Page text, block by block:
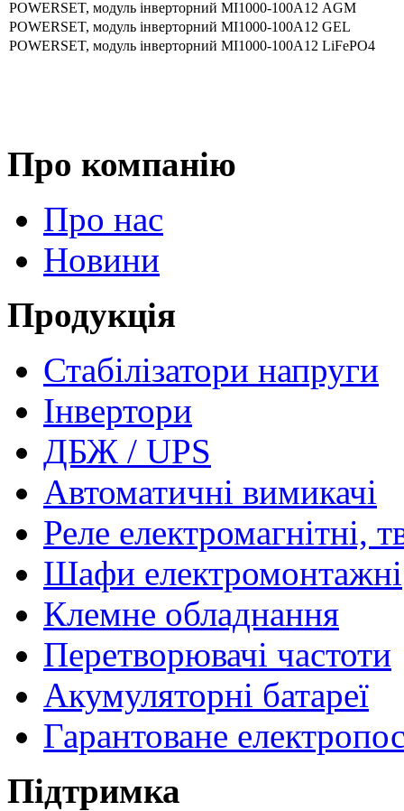
POWERSET, модуль інверторний МІ1000-100А12 AGM
POWERSET, модуль інверторний МІ1000-100А12 GEL
POWERSET, модуль інверторний МІ1000-100А12 LiFePO4
Про компанію
Про нас
Новини
Продукція
Стабілізатори напруги
Інвертори
ДБЖ / UPS
Автоматичні вимикачі
Реле електромагнітні,
Шафи електромонтажні
Клемне обладнання
Перетворювачі частоти
Акумуляторні батареї
Гарантоване
Підтримка